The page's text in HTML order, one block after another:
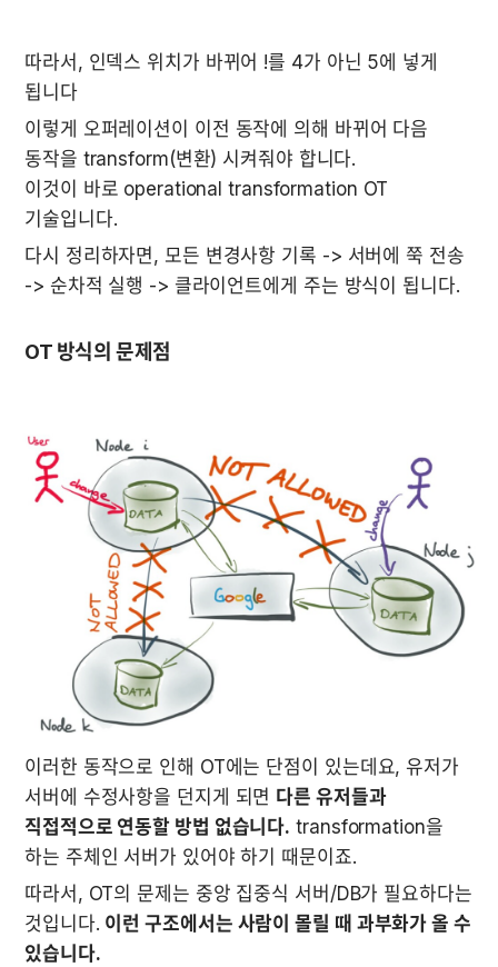
따라서, 인덱스 위치가 바뀌어 !를 4가 아닌 5에 넣게
됩니다
이렇게 오퍼레이션이 이전 동작에 의해 바뀌어 다음
동작을 transform(변환) 시켜줘야 합니다.
이것이 바로 operational transformation OT
기술입니다.
다시 정리하자면, 모든 변경사항 기록 -> 서버에 쭉 전송
-> 순차적 실행 -> 클라이언트에게 주는 방식이 됩니다.
OT 방식의 문제점
이러한 동작으로 인해 OT에는 단점이 있는데요, 유저가
서버에 수정사항을 던지게 되면 다른 유저들과
직접적으로 연동할 방법 없습니다. transformation을
하는 주체인 서버가 있어야 하기 때문이죠.
따라서, OT의 문제는 중앙 집중식 서버/DB가 필요하다는
것입니다. 이런 구조에서는 사람이 몰릴 때 과부화가 올 수
있습니다.